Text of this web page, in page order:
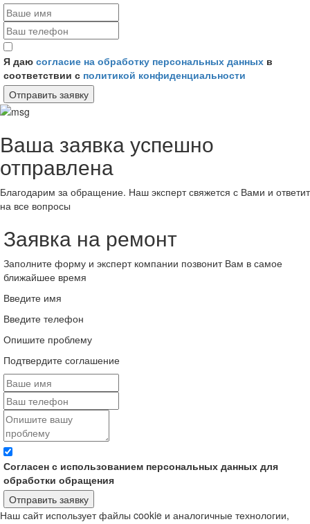
Я даю согласие на обработку персональных данных в
соответствии с политикой конфиденциальности
Отправить заявку
Ваша заявка успешно
отправлена
Благодарим за обращение. Наш эксперт свяжется с Вами и ответит
на все вопросы
Заявка на ремонт
Заполните форму и эксперт компании позвонит Вам в самое
ближайшее время
Введите имя
Введите телефон
Опишите проблему
Подтвердите соглашение
Согласен с использованием персональных данных для
обработки обращения
Отправить заявку
Наш сайт использует файлы cookie и аналогичные технологии,